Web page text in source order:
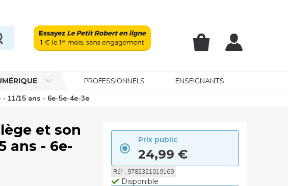
PROFESSIONNELS
ENSEIGNANTS
11/15 ans - 6e-5e-4e-3e
et son
ans - 6e-
Prix public
24,99 €
Réf : 9782321019169
Disponible